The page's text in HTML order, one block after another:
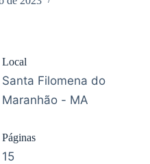
Local
Santa Filomena do
Maranhão - MA
Páginas
15